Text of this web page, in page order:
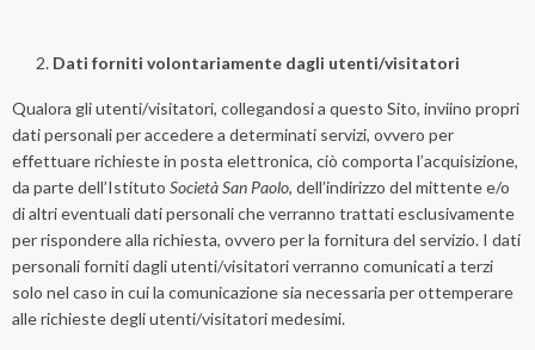
Dati forniti volontariamente dagli utenti/visitatori
Qualora gli utenti/visitatori, collegandosi a questo Sito, inviino propri
dati personali per accedere a determinati servizi, ovvero per
effettuare richieste in posta elettronica, ciò comporta l’acquisizione,
da parte dell’Istituto Società San Paolo, dell’indirizzo del mittente e/o
di altri eventuali dati personali che verranno trattati esclusivamente
per rispondere alla richiesta, ovvero per la fornitura del servizio. I dati
personali forniti dagli utenti/visitatori verranno comunicati a terzi
solo nel caso in cui la comunicazione sia necessaria per ottemperare
alle richieste degli utenti/visitatori medesimi.